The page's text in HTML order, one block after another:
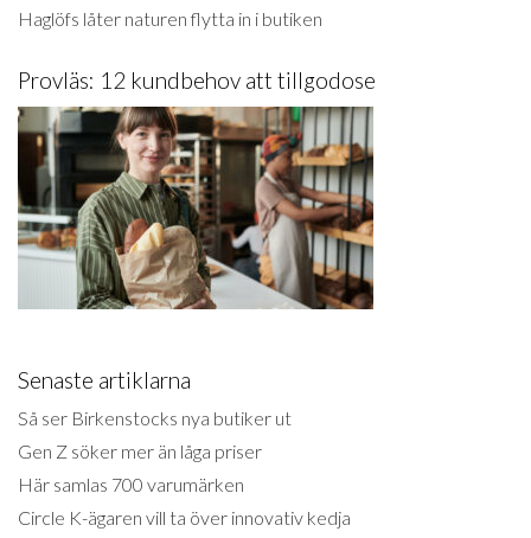
Haglöfs låter naturen flytta in i butiken
Provläs: 12 kundbehov att tillgodose
Senaste artiklarna
Så ser Birkenstocks nya butiker ut
Gen Z söker mer än låga priser
Här samlas 700 varumärken
Circle K-ägaren vill ta över innovativ kedja